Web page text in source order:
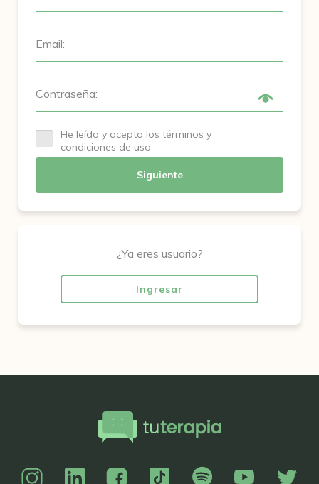
Email:
Contraseña:
He leído y acepto los términos y
condiciones de uso
Siguiente
¿Ya eres usuario?
Ingresar